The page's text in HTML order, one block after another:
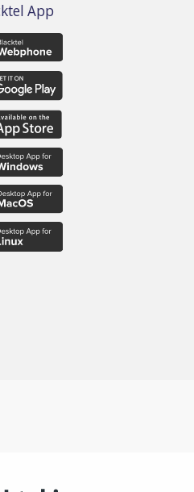
App